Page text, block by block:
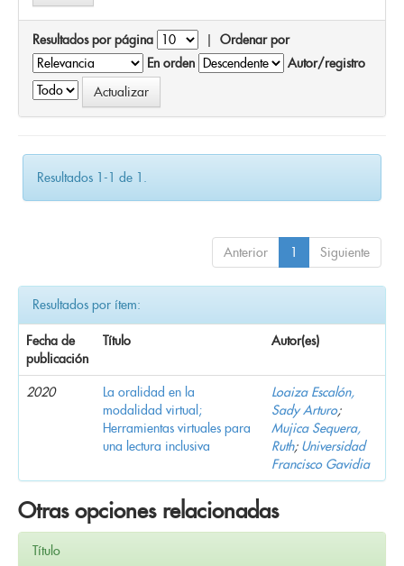
Resultados por página | Ordenar por
En orden
Autor/registro
Resultados 1-1 de 1.
Anterior 1 Siguiente
Resultados por ítem:
Fecha de
publicación
Título Autor(es)
2020
La oralidad en la
modalidad virtual;
Herramientas virtuales para
una lectura inclusiva
Loaiza Escalón,
Sady Arturo;
Mujica Sequera,
Ruth; Universidad
Francisco Gavidia
Otras opciones relacionadas
Título